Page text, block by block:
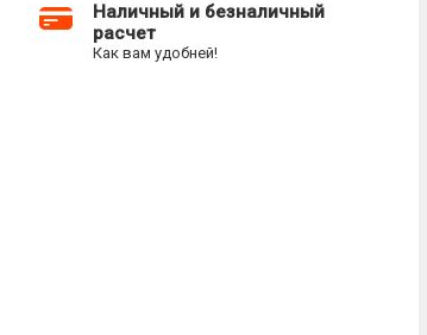
Наличный и безналичный
расчет
Как вам удобней!